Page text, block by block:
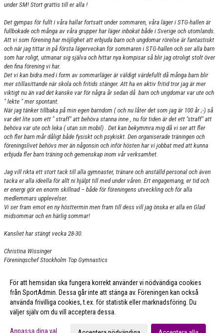
under SM! Stort grattis till er alla !
Det gympas för fullt i våra hallar fortsatt under sommaren, våra läger i STG-hallen är
fullbokade och många av våra grupper har läger inbokat både i Sverige och utomlands.
Att vi som förening har möjlighet att erbjuda barn och ungdomar rörelse är fantastiskt
och när jag tittar in på första lägerveckan för sommaren i STG-hallen och ser alla barn
som har roligt, utmanar sig själva och hittar nya kompisar så blir jag otroligt stolt över
den fina förening vi har.
Det vi kan bidra med i form av sommarläger är väldigt värdefullt då många barn blir
mer stillasittande när skola och fritids stänger. Att ha en aktiv fritid tror jag är mer
viktigt nu än vad det kanske var för några år sedan då barn och ungdomar var ute och
" lekte " mer spontant.
När jag tänker tillbaka på min egen barndom ( och nu låter det som jag är 100 år ;-) så
var det lite som ett " straff" att behöva stanna inne , nu för tiden är det ett "straff" att
behöva var ute och leka ( utan sin mobil) . Det kan bekymmra mig då vi ser att fler
och fler barn mår dåligt både fysiskt och psykiskt. Den organiserade träningen och
föreningslivet behövs mer än någonsin och inför hösten har vi jobbat med att kunna
erbjuda fler barn träning och gemenskap inom vår verksamhet.
Jag vill rikta ett stort tack till alla gymnaster, tränare och anställd personal och även
tacka er alla ideella för allt ni hjälpt till med under våren. Ert engagemang, er tid och
er energi gör en enorm skillnad – både för föreningens utveckling och för alla
medlemmars upplevelser.
Vi ser fram emot en ny hösttermin men fram till dess vill jag önska er alla en Glad
midsommar och en härlig sommar!
Kansliet har stängt vecka 28-30.
Christina Wissinger
Föreningschef Stockholm Top Gymnastics
Fler nyheter >>
För att hemsidan ska fungera korrekt använder vi nödvändiga cookies
från SportAdmin. Dessa går inte att stänga av. Föreningen kan också
använda frivilliga cookies, t.ex. för statistik eller marknadsföring. Du
väljer själv om du vill acceptera dessa.
Anpassa dina val